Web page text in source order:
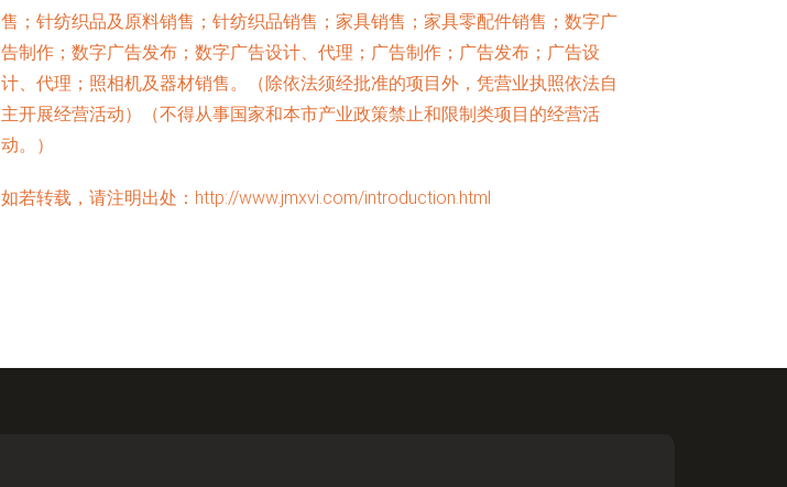
售；针纺织品及原料销售；针纺织品销售；家具销售；家具零配件销售；数字广
告制作；数字广告发布；数字广告设计、代理；广告制作；广告发布；广告设
计、代理；照相机及器材销售。（除依法须经批准的项目外，凭营业执照依法自
主开展经营活动）（不得从事国家和本市产业政策禁止和限制类项目的经营活
动。）
如若转载，请注明出处：http://www.jmxvi.com/introduction.html